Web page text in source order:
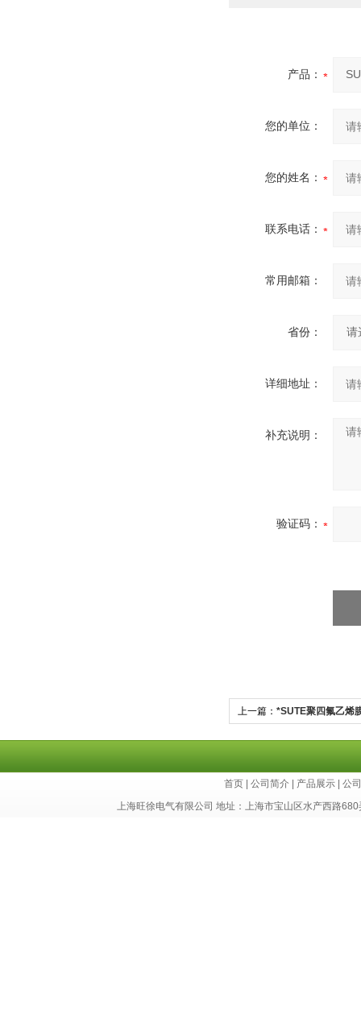
产品：
您的单位：
您的姓名：
联系电话：
常用邮箱：
省份：
详细地址：
补充说明：
验证码：
上一篇： *SUTE聚四氟乙烯
首页 |公司简介 产品展示 |公
上海旺徐电气有限公司 地址：上海市宝山区水产西路